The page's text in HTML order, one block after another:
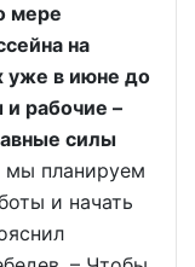
мере
на
уже в июне до
рабочие –
силы
мы планируем
и начать